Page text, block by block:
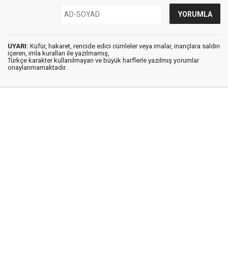
UYARI: Küfür, hakaret, rencide edici cümleler veya imalar, inançlara saldırı
içeren, imla kuralları ile yazılmamış,
Türkçe karakter kullanılmayan ve büyük harflerle yazılmış yorumlar
onaylanmamaktadır.